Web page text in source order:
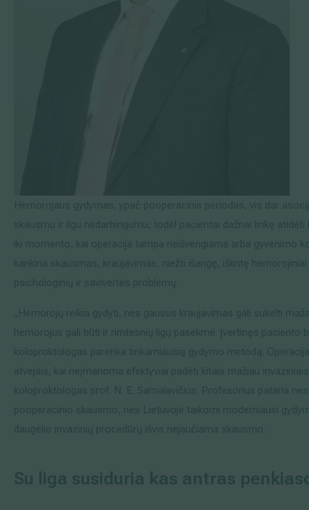
Hemorojaus gydymas, ypač pooperacinis periodas, vis dar
skausmu ir ilgu nedarbingumu, todėl pacientai dažnai linkę
iki momento, kai operacija tampa neišvengiama arba gyvenimo
kankina skausmas, kraujavimas, niežti išangę, iškritę
psichologinių ir savivertės problemų.
„Hemorojų reikia gydyti, nes gausus kraujavimas gali sukelti
hemorojus gali būti ir rimtesnių ligų pasekmė. Įvertinęs paciento
koloproktologas parenka tinkamiausią gydymo metodą.
atvejais, kai neįmanoma efektyviai padėti kitais mažiau
koloproktologas prof. N. E. Samalavičius. Profesorius pataria
pooperacinio skausmo, nes Lietuvoje taikomi moderniausi
daugelio invazinių procedūrų išvis nejaučiama skausmo.
Su liga susiduria kas antras